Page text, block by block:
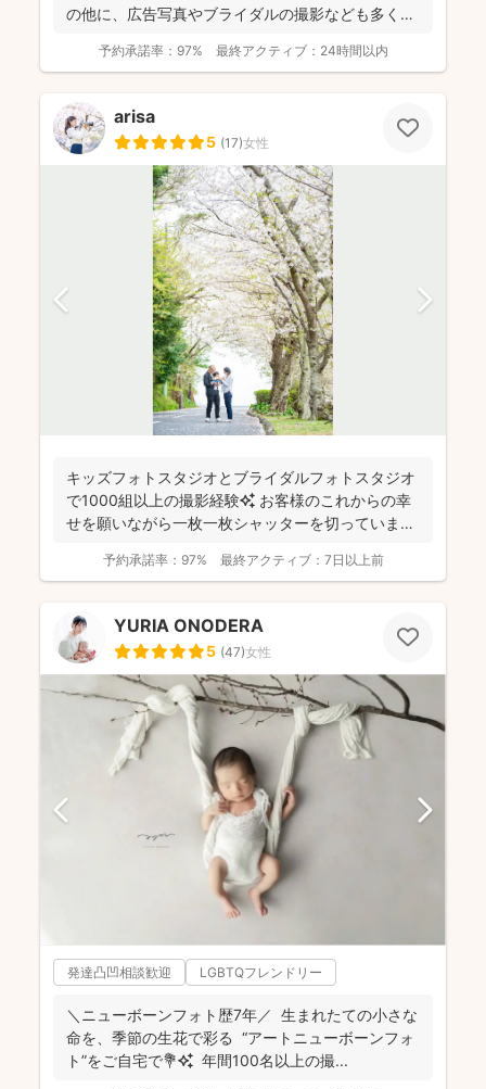
の他に、広告写真やブライダルの撮影なども多くご
予約承諾率： 97% 最終アクティブ： 24時間以内
arisa
5 (17)女性
キッズフォトスタジオとブライダルフォトスタジオ
で1000組以上の撮影経験✨ お客様のこれからの幸
せを願いながら一枚一枚シャッターを切っています
予約承諾率： 97% 最終アクティブ： 7日以上前
YURIA ONODERA
5 (47)女性
発達凸凹相談歓迎 LGBTQフレンドリー
＼ニューボーンフォト歴7年／ 生まれたての小さな
命を、季節の生花で彩る “アートニューボーンフォ
ト”をご自宅で💐✨ 年間100名以上の撮...